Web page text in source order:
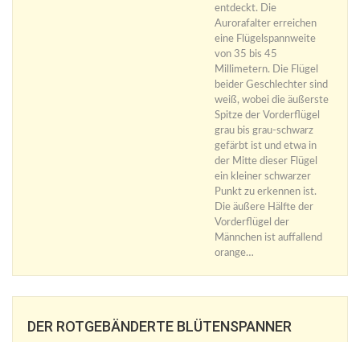
entdeckt. Die
Aurorafalter erreichen
eine Flügelspannweite
von 35 bis 45
Millimetern. Die Flügel
beider Geschlechter sind
weiß, wobei die äußerste
Spitze der Vorderflügel
grau bis grau-schwarz
gefärbt ist und etwa in
der Mitte dieser Flügel
ein kleiner schwarzer
Punkt zu erkennen ist.
Die äußere Hälfte der
Vorderflügel der
Männchen ist auffallend
orange…
DER ROTGEBÄNDERTE BLÜTENSPANNER